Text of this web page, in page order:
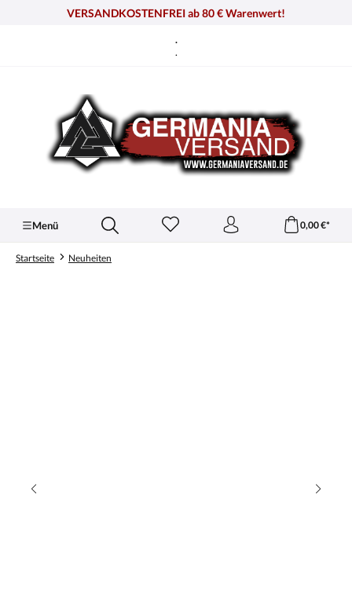
VERSANDKOSTENFREI ab 80 € Warenwert!
.
.
Menü 0,00 €*
Startseite Neuheiten